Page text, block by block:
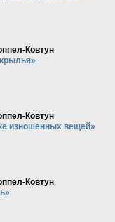
Ковтун
Ковтун
изношенных вещей»
Ковтун